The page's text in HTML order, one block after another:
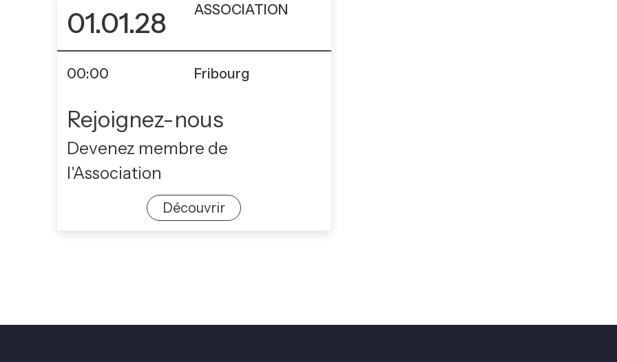
01.01.28 ASSOCIATION
00:00 Fribourg
Rejoignez-nous
Devenez membre de
l'Association
Découvrir